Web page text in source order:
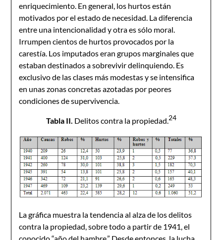
enriquecimiento. En general, los hurtos están
motivados por el estado de necesidad. La diferencia
entre una intencionalidad y otra es sólo moral.
Irrumpen cientos de hurtos provocados por la
carestía. Los imputados eran grupos marginales que
estaban destinados a sobrevivir delinquiendo. Es
exclusivo de las clases más modestas y se intensifica
en unas zonas concretas azotadas por peores
condiciones de supervivencia.
Tabla II. Delitos contra la propiedad. 24
La gráfica muestra la tendencia al alza de los delitos
contra la propiedad, sobre todo a partir de 1941, el